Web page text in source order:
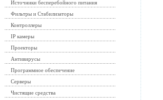
Источники бесперебойного питания
Фильтры и Стабилизаторы
Контроллеры
IP камеры
Проекторы
Антивирусы
Программное обеспечение
Серверы
Чистящие средства